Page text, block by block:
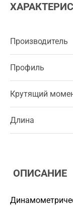
Производитель
Профиль
Крутящий
Длина
ОПИСАНИЕ